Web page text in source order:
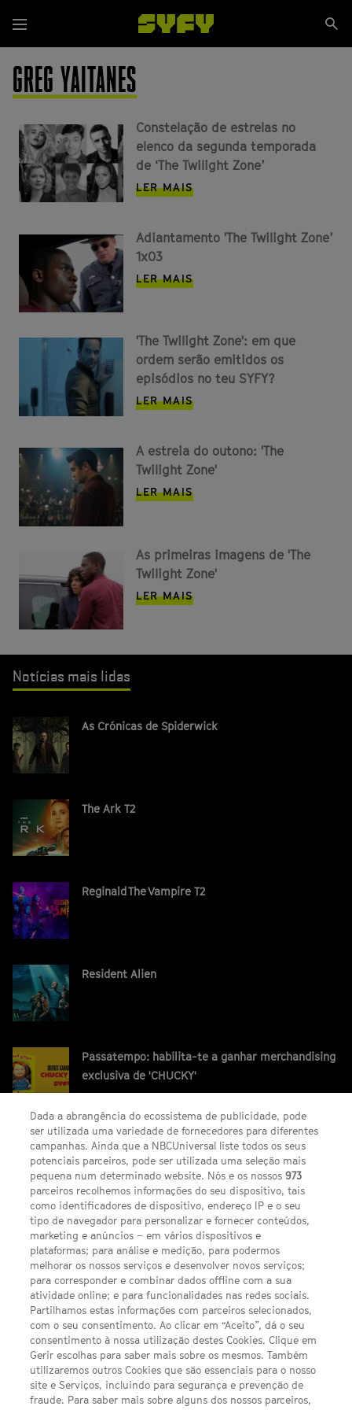
para
o
conteúdo
principal
Menu
GREG YAITANES
Constelação de estrelas no
elenco da segunda temporada
de ‘The Twilight Zone’
LER MAIS
Adiantamento 'The Twilight Zone’
1x03
LER MAIS
'The Twilight Zone': em que
ordem serão emitidos os
episódios no teu SYFY?
LER MAIS
A estreia do outono: 'The
Twilight Zone'
LER MAIS
As primeiras imagens de 'The
Twilight Zone'
LER MAIS
Notícias mais lidas
As Crónicas de Spiderwick
The Ark T2
Reginald The Vampire T2
Resident Alien
Passatempo: habilita-te a ganhar merchandising
exclusiva de 'CHUCKY'
SEGUE-NOS
FACEBOOK
TWITTER
YOUTUBEINSTAGRAM
LINKS ÚTEIS
Escolhas de Anúncios
Política de privacidade
Termos E Condições
FILMES
Dada a abrangência do ecossistema de publicidade, pode
ser utilizada uma variedade de fornecedores para diferentes
campanhas. Ainda que a NBCUniversal liste todos os seus
potenciais parceiros, pode ser utilizada uma seleção mais
pequena num determinado website. Nós e os nossos973
parceiros recolhemos informações do seu dispositivo, tais
como identificadores de dispositivo, endereço IP e o seu
tipo de navegador para personalizar e fornecer conteúdos,
marketing e anúncios – em vários dispositivos e
plataformas; para análise e medição, para podermos
melhorar os nossos serviços e desenvolver novos serviços;
para corresponder e combinar dados offline com a sua
atividade online; e para funcionalidades nas redes sociais.
Partilhamos estas informações com parceiros selecionados,
com o seu consentimento. Ao clicar em “Aceito”, dá o seu
consentimento à nossa utilização destes Cookies. Clique em
Gerir escolhas para saber mais sobre os mesmos. Também
utilizaremos outros Cookies que são essenciais para o nosso
site e Serviços, incluindo para segurança e prevenção de
fraude. Para saber mais sobre alguns dos nossos parceiros,